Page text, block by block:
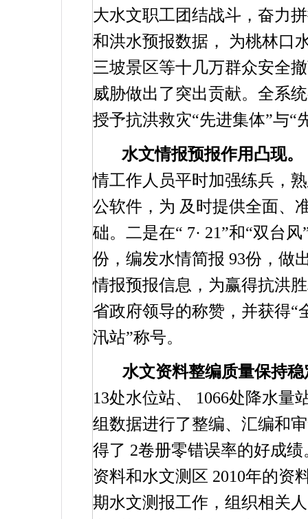
大水文职工团结战斗，奋力
和洪水预报数据，
为桃林口
三坡景区等十几万群众安全
威胁做出了突出贡献。全系
授予抗洪救灾“先进集体”与“
水文情报预报作用凸现。
情工作人员平时加强练兵，
公软件，为 及时提供全面、
础。二是在“ 7· 21”和“双台
份，编发水情简报 93份，做
情报预报信息，为赢得抗洪
省政府领导的称赞，并获得“
汛站”称号。
水文资料整编质量保持稳
13处水位站、 1066处降水量
组数据进行了整编、汇编和
得了 2卷册零错误率的好成
资料和水文测区 2010年的资
期水文测报工作，组织相关